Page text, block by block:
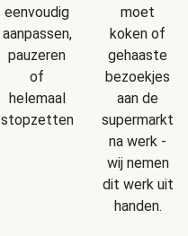
eenvoudig
aanpassen,
pauzeren
of
helemaal
stopzetten.
moet
koken of
gehaaste
bezoekjes
aan de
supermarkt
na werk -
wij nemen
dit werk uit
handen.